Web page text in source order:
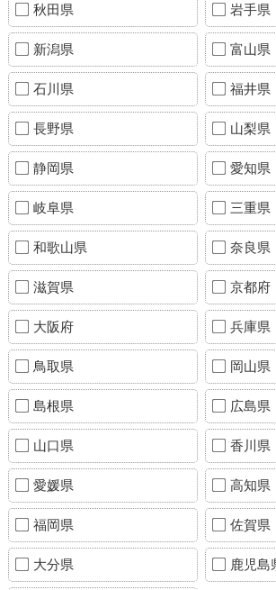
秋田県 岩手県
新潟県 富山県
石川県 福井県
長野県 山梨県
静岡県 愛知県
岐阜県 三重県
和歌山県 奈良県
滋賀県 京都府
大阪府 兵庫県
鳥取県 岡山県
島根県 広島県
山口県 香川県
愛媛県 高知県
福岡県 佐賀県
大分県 鹿児島